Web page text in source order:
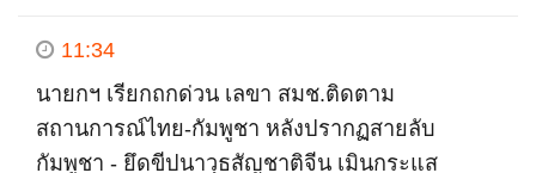
11:34
นายกฯ เรียกถกด่วน เลขา สมช.ติดตาม
สถานการณ์ไทย​-กัมพูชา หลังปรากฏ​สายลับ
กัมพูชา - ยึดขีปนาวุธสัญชาติจีน เมินกระแส